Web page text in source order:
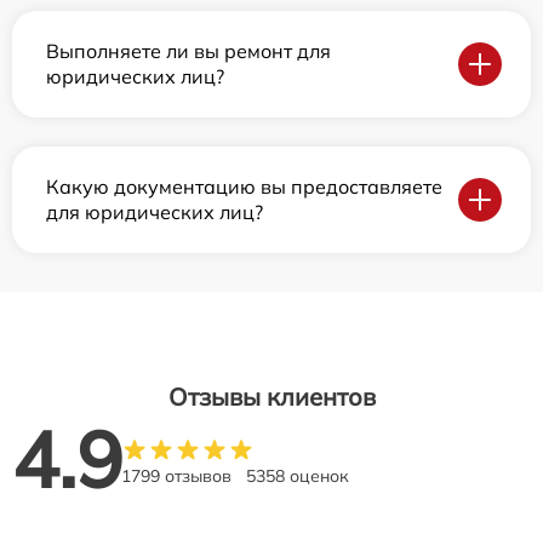
Выполняете ли вы ремонт для
юридических лиц?
Какую документацию вы предоставляете
для юридических лиц?
Отзывы клиентов
4.91799 отзывов 5358 оценок